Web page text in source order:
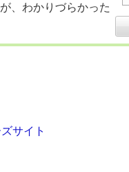
、わかりづらかった